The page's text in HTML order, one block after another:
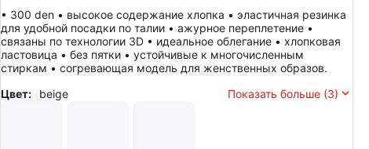
• 300 den • высокое содержание хлопка • эластичная резинка
для удобной посадки по талии • ажурное переплетение •
связаны по технологии 3D • идеальное облегание • хлопковая
ластовица • без пятки • устойчивые к многочисленным
стиркам • согревающая модель для женственных образов.
Цвет:
beige Показать больше (3)